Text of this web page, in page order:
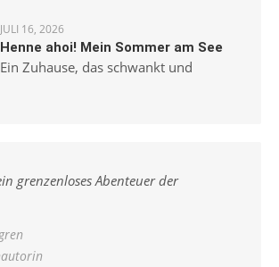
JULI 16, 2026
Henne ahoi! Mein Sommer am See
Ein Zuhause, das schwankt und
grenzenloses Abenteuer der